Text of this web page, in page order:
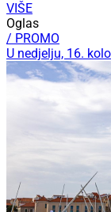
VIŠE
Oglas
/ PROMO
U nedjelju, 16.